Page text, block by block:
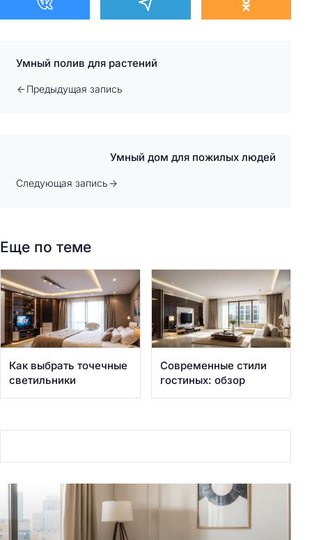
Умный полив для растений
Предыдущая запись
Умный дом для пожилых людей
Следующая запись
Еще по теме
Как выбрать точечные
светильники
Современные стили
гостиных: обзор